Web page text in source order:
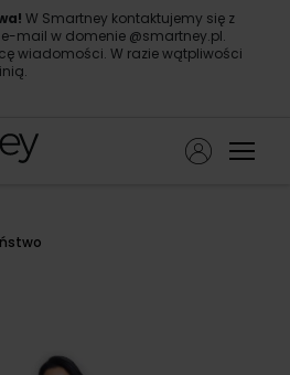
W Smartney kontaktujemy się z
mail w domenie @smartney.pl.
wiadomości. W razie wątpliwości
konsolidacyjna